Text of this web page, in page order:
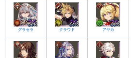
グラセラ クラウド アヤカ